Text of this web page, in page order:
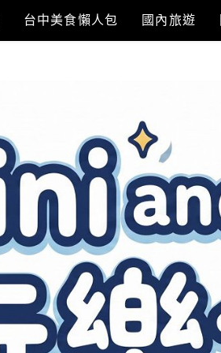
台中美食懶人包 國內旅遊